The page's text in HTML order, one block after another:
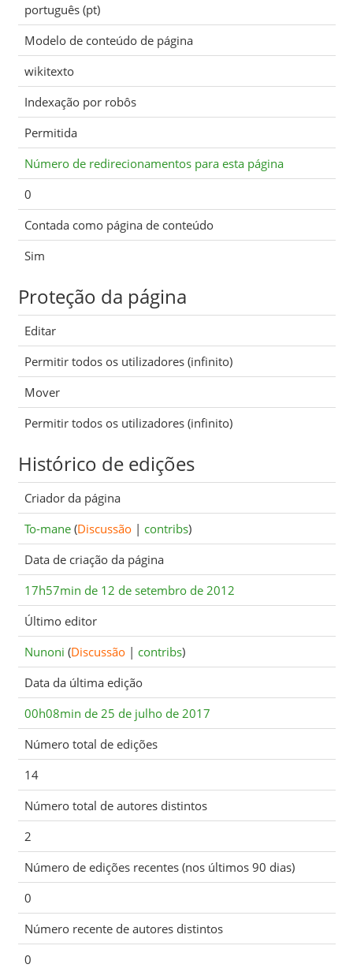
português (pt)
Modelo de conteúdo de página
wikitexto
Indexação por robôs
Permitida
Número de redirecionamentos para esta página
0
Contada como página de conteúdo
Sim
Proteção da página
Editar
Permitir todos os utilizadores (infinito)
Mover
Permitir todos os utilizadores (infinito)
Histórico de edições
Criador da página
To-mane (Discussão| contribs)
Data de criação da página
17h57min de 12 de setembro de 2012
Último editor
Nunoni (Discussão| contribs)
Data da última edição
00h08min de 25 de julho de 2017
Número total de edições
14
Número total de autores distintos
2
Número de edições recentes (nos últimos 90 dias)
0
Número recente de autores distintos
0